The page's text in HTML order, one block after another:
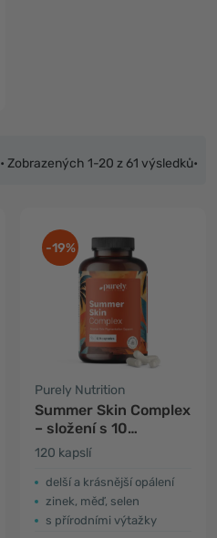
• Zobrazených 1-20 z 61 výsledků•
-19%
Purely Nutrition
Summer Skin Complex
– složení s 10
účinnými látkami
120 kapslí
delší a krásnější opálení
zinek, měď, selen
s přírodními výtažky